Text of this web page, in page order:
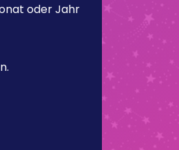
oder Jahr